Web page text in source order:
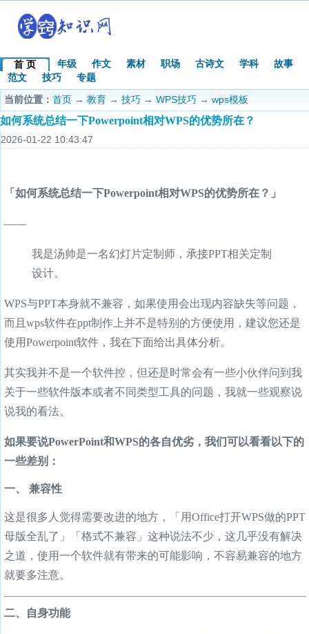
首 页 年级 作文 素材 职场 古诗文 学科
故事
范文
技巧
专题
当前位置： 首页 → 教育 → 技巧 → WPS技巧 → wps模板
如何系统总结一下Powerpoint相对WPS的优势所在？
2026-01-22 10:43:47
「如何系统总结一下Powerpoint相对WPS的优势所在？」
——
我是汤帅是一名幻灯片定制师，承接PPT相关定制
设计。
WPS与PPT本身就不兼容，如果使用会出现内容缺失等问题，
而且wps软件在ppt制作上并不是特别的方便使用，建议您还是
使用Powerpoint软件，我在下面给出具体分析。
其实我并不是一个软件控，但还是时常会有一些小伙伴问到我
关于一些软件版本或者不同类型工具的问题，我就一些观察说
说我的看法。
如果要说PowerPoint和WPS的各自优劣，我们可以看看以下的
一些差别：
一、 兼容性
这是很多人觉得需要改进的地方，「用Office打开WPS做的PPT
母版全乱了」「格式不兼容」这种说法不少，这几乎没有解决
之道，使用一个软件就有带来的可能影响，不容易兼容的地方
就要多注意。
二、自身功能